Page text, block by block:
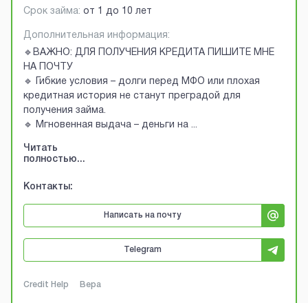
Срок займа: от 1 до 10 лет
Дополнительная информация:
🔹ВАЖНО: ДЛЯ ПОЛУЧЕНИЯ КРЕДИТА ПИШИТЕ МНЕ
НА ПОЧТУ
🔹 Гибкие условия – долги перед МФО или плохая
кредитная история не станут преградой для
получения займа.
🔹 Мгновенная выдача – деньги на ...
Читать
полностью...
Контакты:
Написать на почту
Telegram
Credit Help Вера